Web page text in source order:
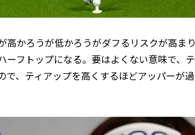
高かろうが低かろうがダフるリスクが高まり
ーフトップになる。要はよくない意味で、テ
、ティアップを高くするほどアッパーが過